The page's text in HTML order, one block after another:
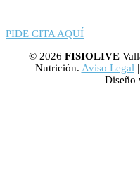
PIDE CITA AQUÍ
© 2026 FISIOLIVE
Nutrición. Aviso Legal |
Diseño